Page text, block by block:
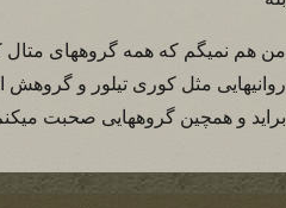
من هم نمیگم که همه گروههای متال
روانیهایی مثل کوری تیلور و گروهش
براید و همچین گروههایی صحبت